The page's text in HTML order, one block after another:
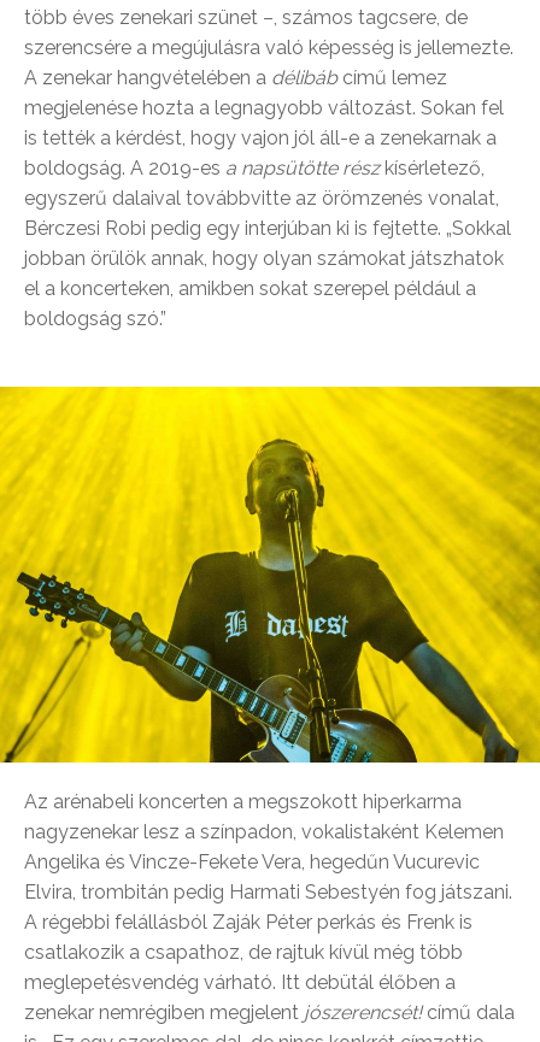
több éves zenekari szünet –, számos tagcsere, de
szerencsére a megújulásra való képesség is jellemezte.
A zenekar hangvételében a délibáb című lemez
megjelenése hozta a legnagyobb változást. Sokan fel
is tették a kérdést, hogy vajon jól áll-e a zenekarnak a
boldogság. A 2019-es a napsütötte részkísérletező,
egyszerű dalaival továbbvitte az örömzenés vonalat,
Bérczesi Robi pedig egy interjúban ki is fejtette. „Sokkal
jobban örülök annak, hogy olyan számokat játszhatok
el a koncerteken, amikben sokat szerepel például a
boldogság szó.”
Az arénabeli koncerten a megszokott hiperkarma
nagyzenekar lesz a színpadon, vokalistaként Kelemen
Angelika és Vincze-Fekete Vera, hegedűn Vucurevic
Elvira, trombitán pedig Harmati Sebestyén fog játszani.
A régebbi felállásból Zaják Péter perkás és Frenk is
csatlakozik a csapathoz, de rajtuk kívül még több
meglepetésvendég várható. Itt debütál élőben a
zenekar nemrégiben megjelent jószerencsét!című dala